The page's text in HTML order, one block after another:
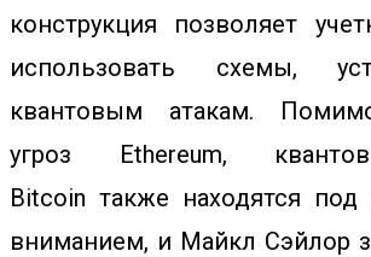
конструкция позволяет
использовать схемы,
квантовым атакам.
угроз Ethereum,
Bitcoin также находятся
вниманием, и Майкл Сэйлор